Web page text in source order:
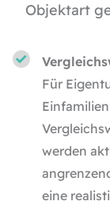
Objektart
Für
werden
eine